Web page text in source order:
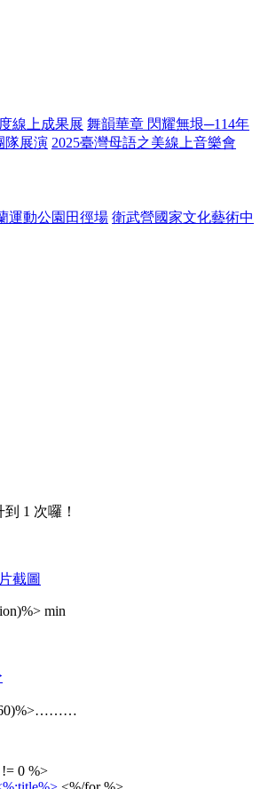
線上成果展 舞韻華章 閃耀無垠─114年
隊展演 2025臺灣母語之美線上音樂會
運動公園田徑場 衛武營國家文化藝術中
1 次囉！
min
60)%>………
!= 0 %>